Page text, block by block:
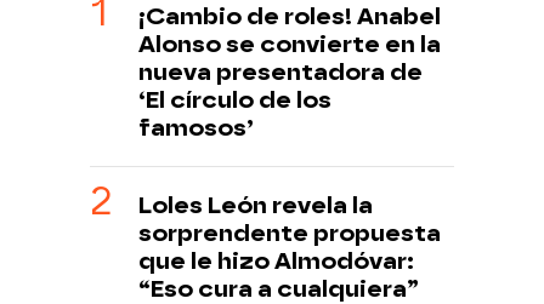
¡Cambio de roles! Anabel
Alonso se convierte en la
nueva presentadora de
‘El círculo de los
famosos’
Loles León revela la
sorprendente propuesta
que le hizo Almodóvar:
“Eso cura a cualquiera”